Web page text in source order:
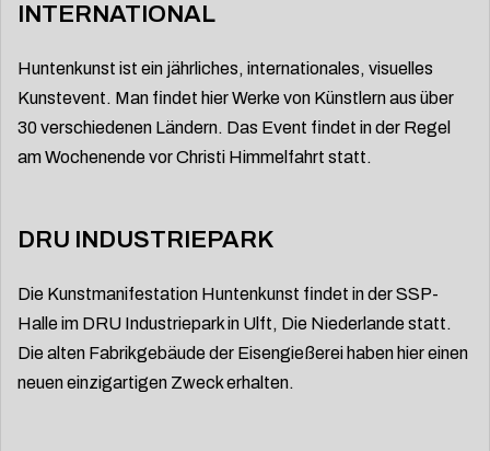
INTERNATIONAL
Huntenkunst ist ein jährliches, internationales, visuelles
Kunstevent. Man findet hier Werke von Künstlern aus über
30 verschiedenen Ländern. Das Event findet in der Regel
am Wochenende vor Christi Himmelfahrt statt.
DRU INDUSTRIEPARK
Die Kunstmanifestation Huntenkunst findet in der SSP-
Halle im DRU Industriepark in Ulft, Die Niederlande statt.
Die alten Fabrikgebäude der Eisengießerei haben hier einen
neuen einzigartigen Zweck erhalten.